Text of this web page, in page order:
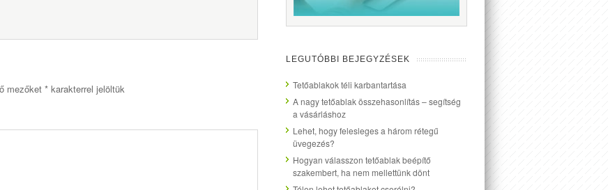
mezőket * karakterrel jelöltük
LEGUTÓBBI BEJEGYZÉSEK
Tetőablakok téli karbantartása
A nagy tetőablak összehasonlítás – segítség
a vásárláshoz
Lehet, hogy felesleges a három rétegű
üvegezés?
Hogyan válasszon tetőablak beépítő
szakembert, ha nem mellettünk dönt